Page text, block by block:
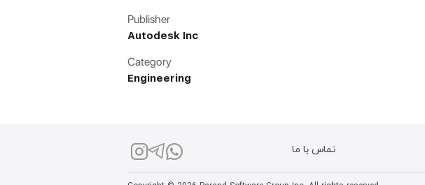
Publisher
Autodesk Inc
Category
Engineering
تماس با ما